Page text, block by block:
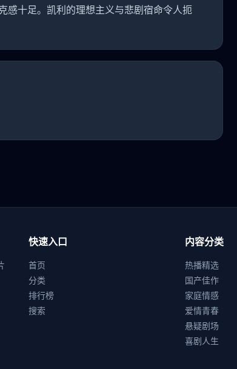
感十足。凯利的理想主义与悲剧宿命令人扼
快速入口
首页
分类
排行榜
搜索
内容分类
热播精选
国产佳作
家庭情感
爱情青春
悬疑剧场
喜剧人生